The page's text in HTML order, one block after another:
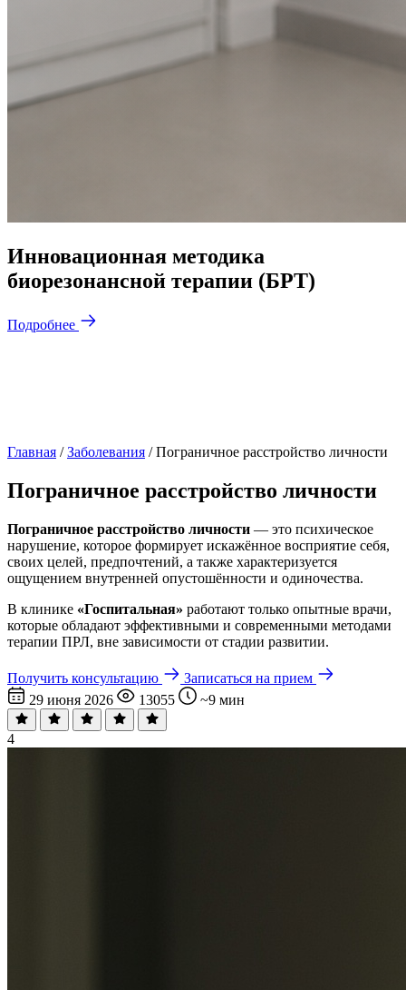
Инновационная методика
биорезонансной терапии (БРТ)
Подробнее
Главная /Заболевания /Пограничное расстройство личности
Пограничное расстройство личности
Пограничное расстройство личности — это психическое
нарушение, которое формирует искажённое восприятие себя,
своих целей, предпочтений, а также характеризуется
ощущением внутренней опустошённости и одиночества.
В клинике «Госпитальная» работают только опытные врачи,
которые обладают эффективными и современными методами
терапии ПРЛ, вне зависимости от стадии развитии.
Получить консультацию
Записаться на прием
29 июня 2026
13055 ~9 мин
4